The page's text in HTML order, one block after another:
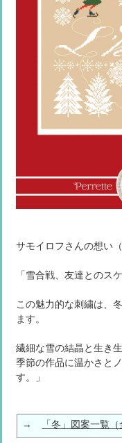
サモイロフさんの想い
「雪合戦、友達とのス
この魅力的な刺繍は、
ます。
繊細な雪の結晶と生き
季節の作品に温かさと
す。」
→ 「冬」図案一覧（